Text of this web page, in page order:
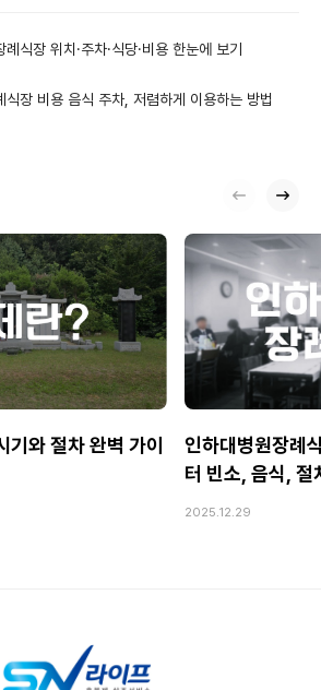
식장 위치·주차·식당·비용 한눈에 보기
식장 비용 음식 주차, 저렴하게 이용하는 방법
와 절차 완벽 가이
인하대병원장례
터 빈소, 음식, 절
2025.12.29